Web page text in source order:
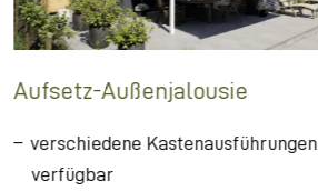
Aufsetz-Außenjalousie
verschiedene Kastenausführungen
verfügbar